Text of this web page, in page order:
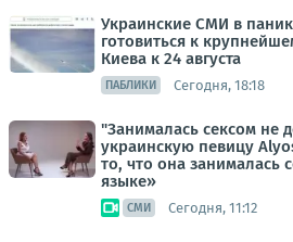
Украинские СМИ в
готовиться к
Киева к 24 августа
ПАБЛИКИ Сегодня, 18:18
"Занималась сексом не
украинскую певицу
то, что она занималась
языке»
СМИ Сегодня, 11:12